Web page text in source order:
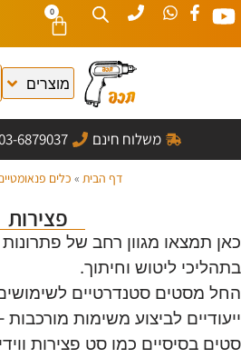
משלוח חינם 03-6879037
דף הבית»כלים פנאומטיים
פצירות
תמצאו מגוון רחב של פתרונות
ליטוש וחיתוך.
מסטים סטנדרטיים לשימושים
לביצוע משימות
בסיסיים כמו סט פצירות ווידיה